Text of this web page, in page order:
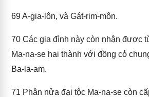
69A-gia-lôn, và Gát-rim-môn.
70 Các gia đình này còn nhận được
Ma-na-se hai thành với đồng cỏ
Ba-la-am.
71 Phân nửa đại tộc Ma-na-se còn